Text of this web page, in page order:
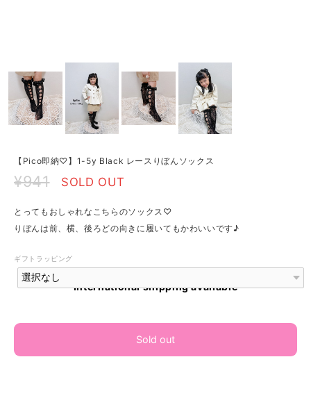
【Pico即納♡】1-5y Black レースりぼんソックス
¥941 SOLD OUT
とってもおしゃれなこちらのソックス♡
りぼんは前、横、後ろどの向きに履いてもかわいいです♪
ギフトラッピング
International shipping available
Sold out